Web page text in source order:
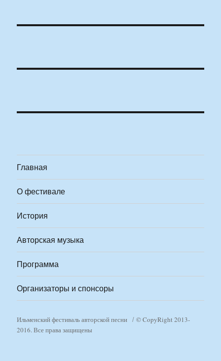
Главная
О фестивале
История
Авторская музыка
Программа
Организаторы и спонсоры
Ильменский фестиваль авторской песни
© CopyRight 2013-
2016. Все права защищены